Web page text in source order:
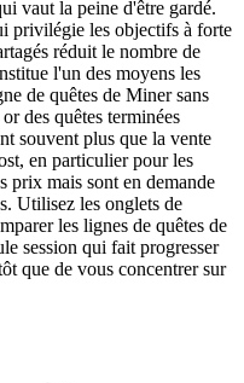
vaut la peine d'être gardé.
privilégie les objectifs à forte
réduit le nombre de
l'un des moyens les
de quêtes de Miner sans
des quêtes terminées
souvent plus que la vente
en particulier pour les
prix mais sont en demande
Utilisez les onglets de
les lignes de quêtes de
session qui fait progresser
que de vous concentrer sur